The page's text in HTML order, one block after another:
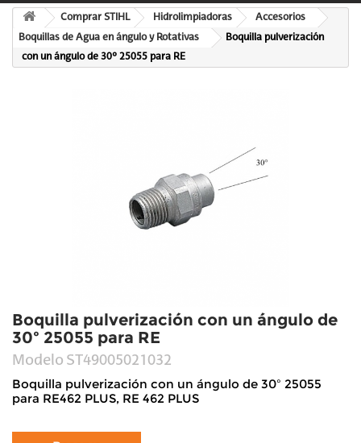
Comprar STIHL Hidrolimpiadoras Accesorios
Boquillas de Agua en ángulo y Rotativas
Boquilla pulverización
con un ángulo de 30º 25055 para RE
Boquilla pulverización con un ángulo de
30º 25055 para RE
Modelo ST49005021032
Boquilla pulverización con un ángulo de 30º 25055
para RE462 PLUS, RE 462 PLUS